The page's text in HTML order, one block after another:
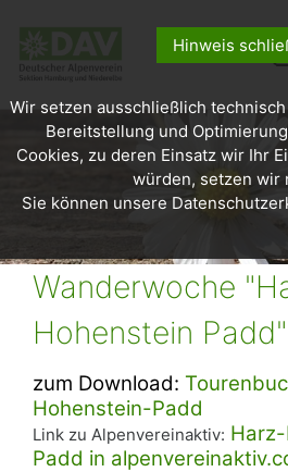
Wanderwoche
Hohenstein
zum Download:
Hohenstein-Padd
Link zu Alpenvereinaktiv:
Padd in
Hinweis
Wir setzen ausschließlich
Bereitstellung und
Cookies, zu deren Einsatz wir Ihr
würden, setzen wir
Sie können unsere